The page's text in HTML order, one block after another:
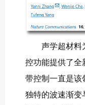
声学超材料
控功能提供了全
带控制一直是该
独特的波速渐变